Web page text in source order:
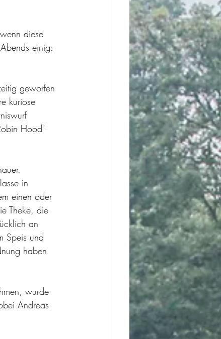
diese
einig:
geworfen
kuriose
Hood"
in
einen oder
Theke, die
an
Speis und
haben
wurde
Andreas